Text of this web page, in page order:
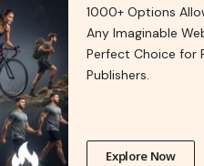
1000+ Options
Any Imaginable
Perfect Choice for
Publishers.
Explore Now